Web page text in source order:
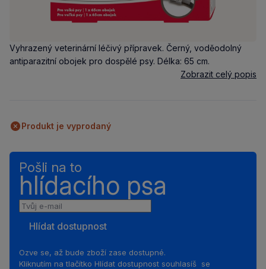
Vyhrazený veterinární léčivý přípravek. Černý, voděodolný
antiparazitní obojek pro dospělé psy. Délka: 65 cm.
Zobrazit celý popis
Produkt je vyprodaný
Pošli na to
hlídacího psa
Tvůj
mailHlídat dostupnost
Ozve se, až bude zboží zase dostupné.
Kliknutím na tlačítko Hlídat dostupnost souhlasíš se